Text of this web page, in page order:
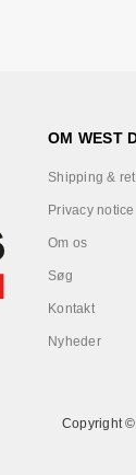
OM WEST
Shipping &
Privacy notice
Om os
Søg
Kontakt
Nyheder
Copyright